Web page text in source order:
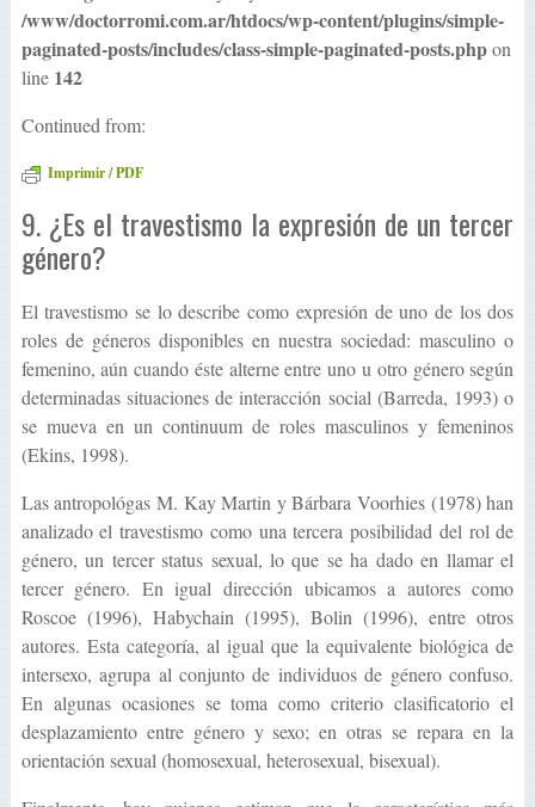
/www/doctorromi.com.ar/htdocs/wp-content/plugins/simple-
paginated-posts/includes/class-simple-paginated-posts.phpon
line 142
Continued from:
Imprimir / PDF
9. ¿Es el travestismo la expresión de un tercer
género?
El travestismo se lo describe como expresión de uno de los dos
roles de géneros disponibles en nuestra sociedad: masculino o
femenino, aún cuando éste alterne entre uno u otro género según
determinadas situaciones de interacción social (Barreda, 1993) o
se mueva en un continuum de roles masculinos y femeninos
(Ekins, 1998).
Las antropológas M. Kay Martin y Bárbara Voorhies (1978) han
analizado el travestismo como una tercera posibilidad del rol de
género, un tercer status sexual, lo que se ha dado en llamar el
tercer género. En igual dirección ubicamos a autores como
Roscoe (1996), Habychain (1995), Bolin (1996), entre otros
autores. Esta categoría, al igual que la equivalente biológica de
intersexo, agrupa al conjunto de individuos de género confuso.
En algunas ocasiones se toma como criterio clasificatorio el
desplazamiento entre género y sexo; en otras se repara en la
orientación sexual (homosexual, heterosexual, bisexual).